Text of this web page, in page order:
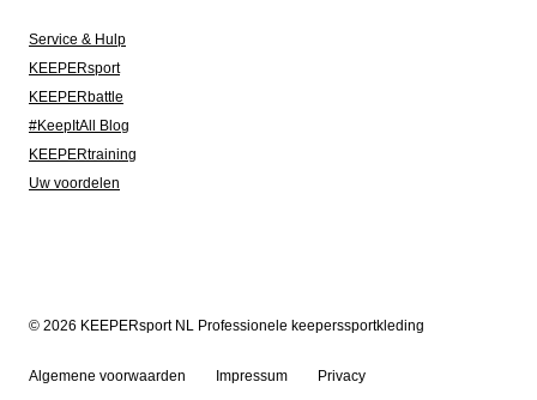
Service & Hulp
KEEPERsport
KEEPERbattle
#KeepItAll Blog
KEEPERtraining
Uw voordelen
© 2026 KEEPERsport NL Professionele keeperssportkleding
Algemene voorwaarden Impressum Privacy